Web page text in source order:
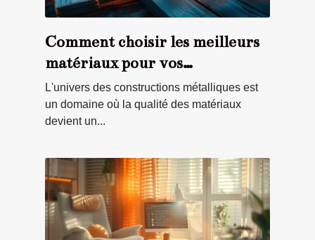
Comment choisir les meilleurs
matériaux pour vos
constructions métalliques
L'univers des constructions métalliques est
un domaine où la qualité des matériaux
devient un...